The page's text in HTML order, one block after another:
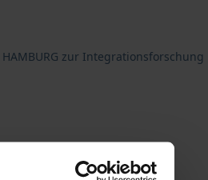
HAMBURG zur Integrationsforschung